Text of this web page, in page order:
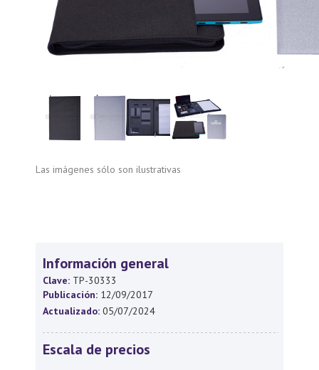
Las imágenes sólo son ilustrativas
Información general
Clave: TP-30333
Publicación: 12/09/2017
Actualizado: 05/07/2024
Escala de precios